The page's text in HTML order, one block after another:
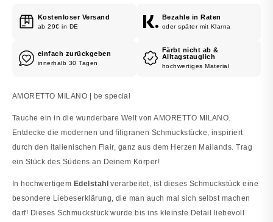
Kostenloser Versand
ab 29€ in DE
Bezahle in Raten
oder später mit Klarna
einfach zurückgeben
innerhalb 30 Tagen
Färbt nicht ab &
Alltagstauglich
hochwertiges Material
AMORETTO MILANO | be special
Tauche ein in die wunderbare Welt von AMORETTO MILANO.
Entdecke die modernen und filigranen Schmuckstücke, inspiriert
durch den italienischen Flair, ganz aus dem Herzen Mailands. Trag
ein Stück des Südens an Deinem Körper!
In hochwertigem Edelstahl verarbeitet, ist dieses Schmuckstück eine
besondere Liebeserklärung, die man auch mal sich selbst machen
darf! Dieses Schmuckstück wurde bis ins kleinste Detail liebevoll